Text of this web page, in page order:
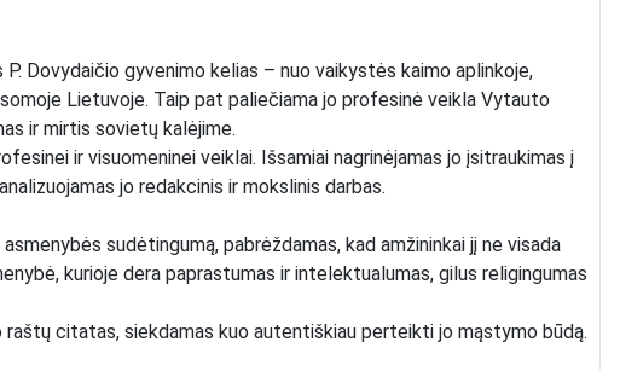
Dovydaičio gyvenimo kelias – nuo vaikystės kaimo aplinkoje,
Lietuvoje. Taip pat paliečiama jo profesinė veikla Vytauto
ir mirtis sovietų kalėjime.
ir visuomeninei veiklai. Išsamiai nagrinėjamas jo įsitraukimas į
jo redakcinis ir mokslinis darbas.
sudėtingumą, pabrėždamas, kad amžininkai jį ne visada
kurioje dera paprastumas ir intelektualumas, gilus religingumas
raštų citatas, siekdamas kuo autentiškiau perteikti jo mąstymo būdą.